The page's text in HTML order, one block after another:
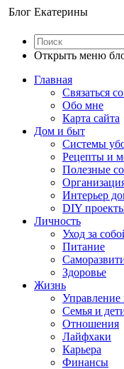
Блог Екатерины
Открыть меню
Главная
Связаться
Обо мне
Карта сайта
Дом и быт
Системы
Рецепты и
Полезные
Интерьер
DIY
Личность
Уход за
Питание
Здоровье
Жизнь
Управление
Семья и
Отношения
Лайфхаки
Карьера
Финансы